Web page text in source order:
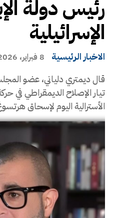
رئيس دولة
الإسرائيلية
الاخبار الرئيسية 8 فبراير، 2026
قال ديمتري دلياني، عضو
تيار الإصلاح الديمقراطي في
الأسترالية اليوم لإسحاق